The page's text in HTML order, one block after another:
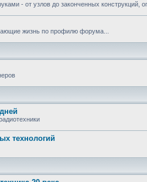
- от узлов до законченных конструкций,
жизнь по профилю форума...
технологий